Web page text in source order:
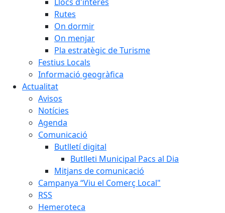
Rutes
On dormir
On menjar
Pla estratègic de Turisme
Festius Locals
Informació geogràfica
Actualitat
Avisos
Notícies
Agenda
Comunicació
Butlletí digital
Butlleti Municipal Pacs al Dia
Mitjans de comunicació
Campanya “Viu el Comerç Local"
RSS
Hemeroteca